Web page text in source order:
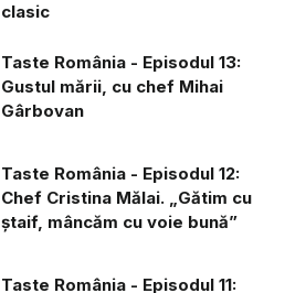
clasic
Taste România - Episodul 13:
Gustul mării, cu chef Mihai
Gârbovan
Taste România - Episodul 12:
Chef Cristina Mălai. „Gătim cu
ștaif, mâncăm cu voie bună”
Taste România - Episodul 11: